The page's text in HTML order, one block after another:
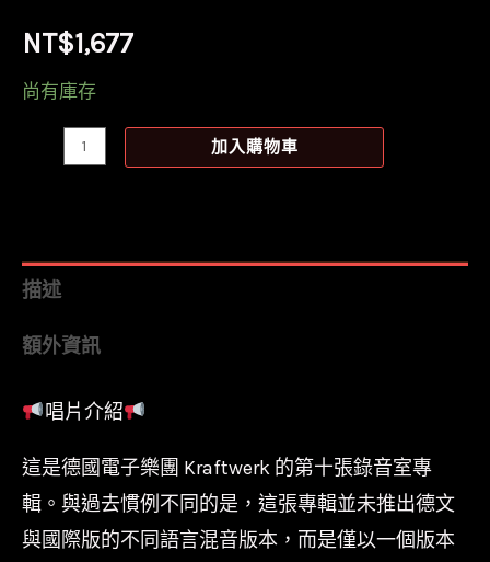
NT$1,677
尚有庫存
透
+透
彩
2LP】
電
力
加入購物車
描述
額外資訊
唱片介紹
這是德國電子樂團 Kraftwerk 的第十張錄音室專
輯。與過去慣例不同的是，這張專輯並未推出德文
與國際版的不同語言混音版本，而是僅以一個版本